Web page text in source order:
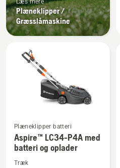
Læs mere
Plæneklipper /
Græsslåmaskine
Se
flere
detaljer
om
Plæneklipper batteri
Aspire™ LC34-P4A med
batteri og oplader
Træk